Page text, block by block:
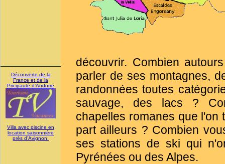
Découverte de la
France et de la
Pricipauté d'Andorre
Villa avec piscine en
location saisonnière
près d'Avignon.
découvrir. Combien
parler de ses montagnes,
randonnées toutes
sauvage, des lacs ?
chapelles romanes que l'on
part ailleurs ? Combien
ses stations de ski qui
Pyrénées ou des Alpes.